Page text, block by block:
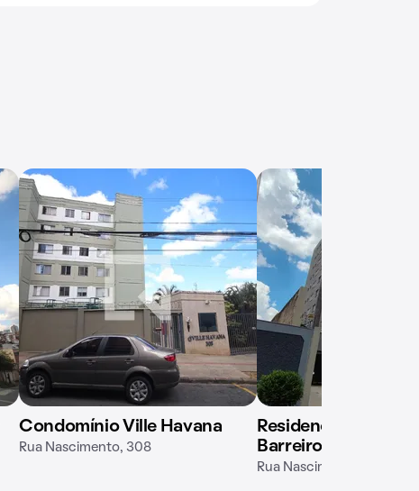
Condomínio Ville Havana
Rua Nascimento, 308
Residencial Morar
Barreiro
Rua Nascimento, 291